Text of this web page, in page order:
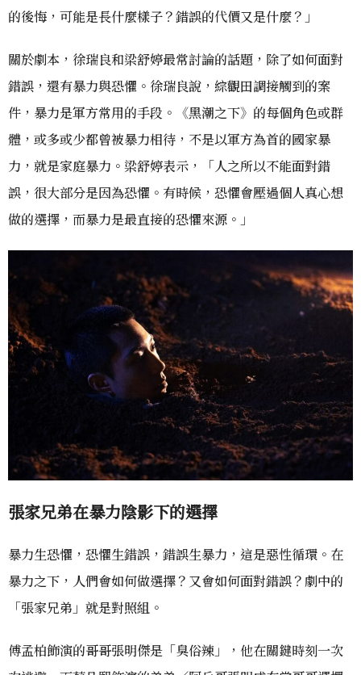
的後悔，可能是長什麼樣子？錯誤的代價又是什麼？」
關於劇本，徐瑞良和梁舒婷最常討論的話題，除了如何面對
錯誤，還有暴力與恐懼。徐瑞良說，綜觀田調接觸到的案
件，暴力是軍方常用的手段。《黑潮之下》的每個角色或群
體，或多或少都曾被暴力相待，不是以軍方為首的國家暴
力，就是家庭暴力。梁舒婷表示，「人之所以不能面對錯
誤，很大部分是因為恐懼。有時候，恐懼會壓過個人真心想
做的選擇，而暴力是最直接的恐懼來源。」
張家兄弟在暴力陰影下的選擇
暴力生恐懼，恐懼生錯誤，錯誤生暴力，這是惡性循環。在
暴力之下，人們會如何做選擇？又會如何面對錯誤？劇中的
「張家兄弟」就是對照組。
傅孟柏飾演的哥哥張明傑是「臭俗辣」，他在關鍵時刻一次